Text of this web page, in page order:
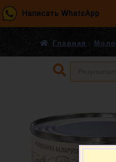
Написать WhatsApp
Главная